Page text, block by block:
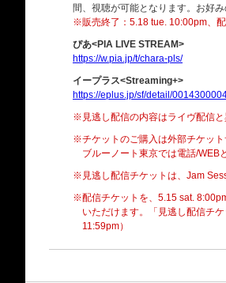
間、視聴が可能となります。お好
※販売終了：5.18 tue. 10:00pm、
ぴあ<PIA LIVE STREAM>
https://w.pia.jp/t/chara-pls/
イープラス<Streaming+>
https://eplus.jp/sf/detail/
※見逃し配信の内容はライヴ配信
※チケットのご購入は外部チケット
ブルーノート東京では電話/WEB
※見逃し配信チケットは、Jam
※配信チケットを、5.15 sat.
いただけます。「見逃し配信チ
11:59pm）